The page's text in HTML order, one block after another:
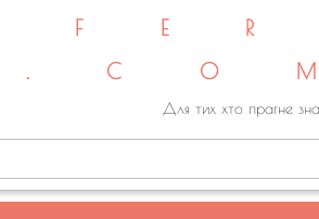
Для тих хто прагне